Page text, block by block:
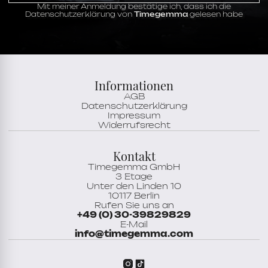
Chronometer, Datum, Drehbare Lünette,
Stunde,
Zentrale Sekunde
Mit meiner Anmeldung bestätige ich, dass ich die
Datenschutzerklärung von Timegemma gelesen habe
Informationen
AGB
Datenschutzerklärung
Impressum
Widerrufsrecht
Kontakt
Timegemma GmbH
3 Etage
Unter den Linden 10
10117 Berlin
Rufen Sie uns an
+49 (0) 30-39829829
E-Mail
info@timegemma.com